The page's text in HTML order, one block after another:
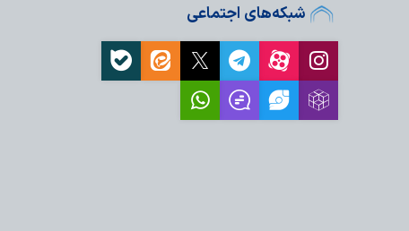
هزار زائر در مراسم جاماندگان
ایران
انتقاد روزنامه‌نگار
باید مظلومیت ملت ایران
عامل: ما همچنان با فکر
شبکه‌های اجتماعی